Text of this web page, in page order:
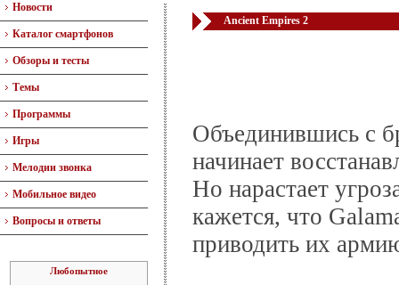
Новости
Каталог смартфонов
Обзоры и тесты
Темы
Программы
Игры
Мелодии звонка
Мобильное видео
Вопросы и ответы
Любопытное
Ancient Empires 2
Объединившись с
начинает
Но нарастает
кажется, что
приводить их